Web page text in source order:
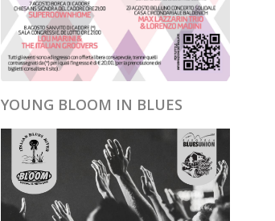
YOUNG BLOOM IN BLUES